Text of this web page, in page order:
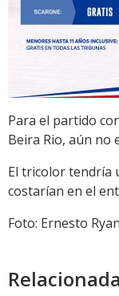
Para el partido
Beira Rio, aún no
El tricolor tendría
costarían en el
Foto: Ernesto